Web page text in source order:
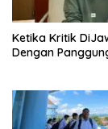
Ketika Kritik
Dengan